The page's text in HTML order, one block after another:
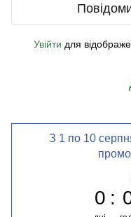
Увійти для
З 1 по 10
0